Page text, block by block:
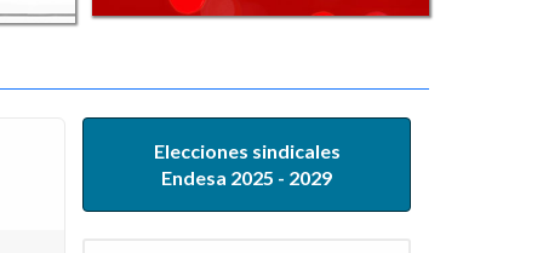
Elecciones sindicales
Endesa 2025 - 2029